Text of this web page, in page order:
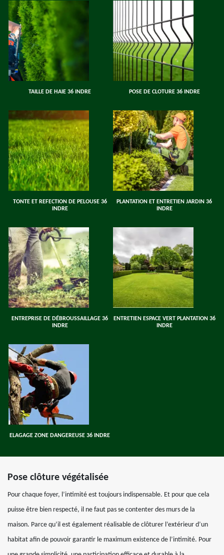
TAILLE DE HAIE 36 INDRE POSE DE CLOTURE 36 INDRE
TONTE ET REFECTION DE PELOUSE 36
INDRE
PLANTATION ET ENTRETIEN JARDIN 36
INDRE
ENTREPRISE DE DÉBROUSSAILLAGE 36
INDRE
ENTRETIEN ESPACE VERT PLANTATION 36
INDRE
ELAGAGE ZONE DANGEREUSE 36 INDRE
Pose clôture végétalisée
Pour chaque foyer, l’intimité est toujours indispensable. Et pour que cela
puisse être bien respecté, il ne faut pas se contenter des murs de la
maison. Parce qu’il est également réalisable de clôturer l’extérieur d’un
habitat afin de pouvoir garantir le maximum existence de l’intimité. Pour